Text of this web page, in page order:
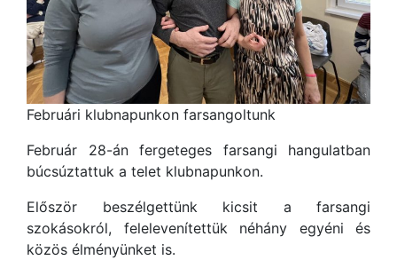
Februári klubnapunkon farsangoltunk
Február 28-án fergeteges farsangi hangulatban
búcsúztattuk a telet klubnapunkon.
Először beszélgettünk kicsit a farsangi
szokásokról, felelevenítettük néhány egyéni és
közös élményünket is.